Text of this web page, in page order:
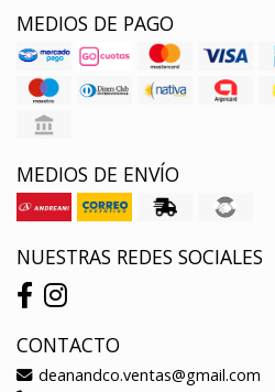
MEDIOS DE PAGO
MEDIOS DE ENVÍO
NUESTRAS REDES SOCIALES
CONTACTO
deanandco.ventas@gmail.com